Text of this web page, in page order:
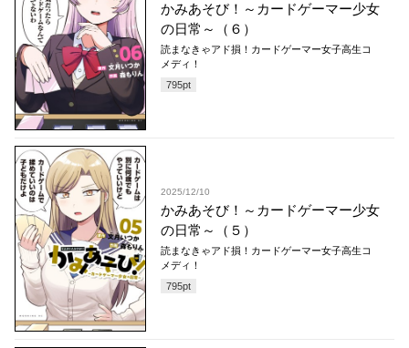
かみあそび！～カードゲーマー少女
の日常～（６）
読まなきゃアド損！カードゲーマー女子高生コ
メディ！
795pt
2025/12/10
かみあそび！～カードゲーマー少女
の日常～（５）
読まなきゃアド損！カードゲーマー女子高生コ
メディ！
795pt